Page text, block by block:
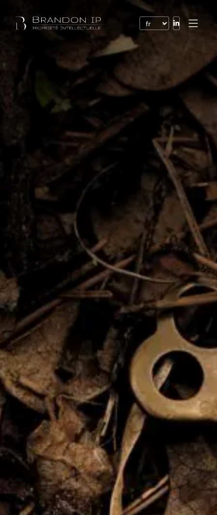
Brevets
Dessins et modèles
Noms de domaine
Logiciels
Valorisation
Douanes
RGPD
Formation
Histoire
De A à Z, ou presque
La différence
Nos distinctions
Réseau international
Nos partenaires
Qui sommes-nous?
Équipe brevets
Équipe marques
Avocats